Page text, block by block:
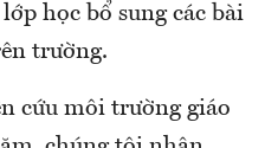
học bổ sung các bài
trường.
cứu môi trường giáo